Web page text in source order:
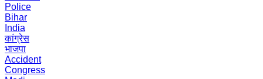
Police
Bihar
India
कांग्रेस
भाजपा
Accident
Congress